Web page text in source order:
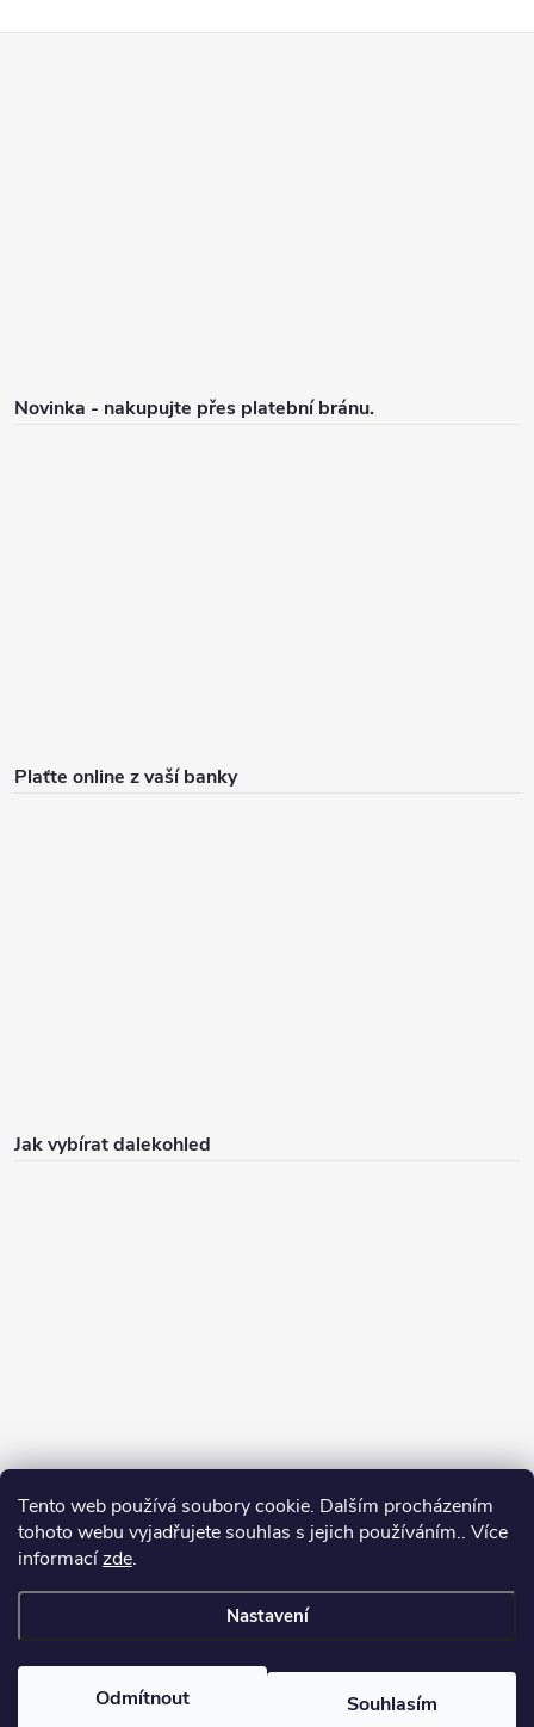
Tento web používá soubory cookie. Dalším procházením
tohoto webu vyjadřujete souhlas s jejich používáním.. Více
informacízde.
Nastavení
Odmítnout Souhlasím
Novinka - nakupujte přes platební bránu.
Plaťte online z vaší banky
Jak vybírat dalekohled
Jak vybírat puškohled
puškohledy.cz. Všechna práva vyhrazena.